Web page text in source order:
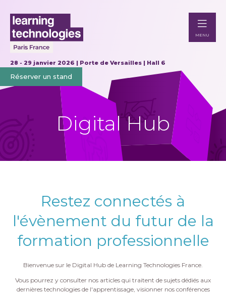
28 - 29 janvier 2026 | Porte de Versailles | Hall 6
Réserver un stand
MENU
Digital Hub
Restez connectés à
l'évènement du futur de la
formation professionnelle
Bienvenue sur le Digital Hub de Learning Technologies France.
Vous pourrez y consulter nos articles qui traitent de sujets dédiés aux
dernières technologies de l'apprentissage, visionner nos conférences